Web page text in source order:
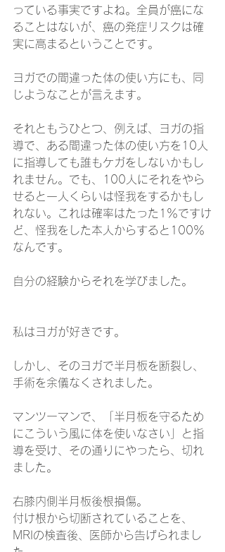
っている事実ですよね。全員が癌にな
ることはないが、癌の発症リスクは確
実に高まるということです。
ヨガでの間違った体の使い方にも、同
じようなことが言えます。
それともうひとつ、例えば、ヨガの指
導で、ある間違った体の使い方を10人
に指導しても誰もケガをしないかもし
れません。でも、100人にそれをやら
せると一人くらいは怪我をするかもし
れない。これは確率はたった1％ですけ
ど、怪我をした本人からすると100％
なんです。
自分の経験からそれを学びました。
私はヨガが好きです。
しかし、そのヨガで半月板を断裂し、
手術を余儀なくされました。
マンツーマンで、「半月板を守るため
にこういう風に体を使いなさい」と指
導を受け、その通りにやったら、切れ
ました。
右膝内側半月板後根損傷。
付け根から切断されていることを、
MRIの検査後、医師から告げられまし